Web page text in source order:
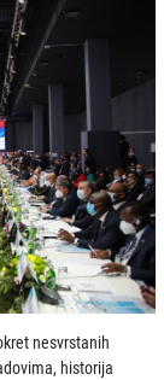
nesvrstanih
historija